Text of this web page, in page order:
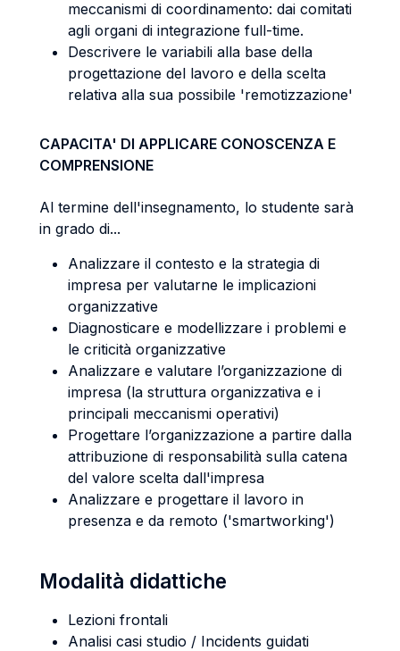
meccanismi di coordinamento: dai comitati
agli organi di integrazione full-time.
Descrivere le variabili alla base della
progettazione del lavoro e della scelta
relativa alla sua possibile 'remotizzazione'
CAPACITA' DI APPLICARE CONOSCENZA E
COMPRENSIONE
Al termine dell'insegnamento, lo studente sarà
in grado di...
Analizzare il contesto e la strategia di
impresa per valutarne le implicazioni
organizzative
Diagnosticare e modellizzare i problemi e
le criticità organizzative
Analizzare e valutare l’organizzazione di
impresa (la struttura organizzativa e i
principali meccanismi operativi)
Progettare l’organizzazione a partire dalla
attribuzione di responsabilità sulla catena
del valore scelta dall'impresa
Analizzare e progettare il lavoro in
presenza e da remoto ('smartworking')
Modalità didattiche
Lezioni frontali
Analisi casi studio / Incidents guidati